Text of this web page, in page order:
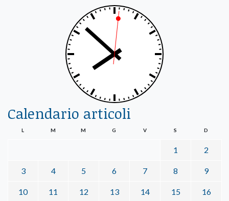
Calendario articoli
L M M G V S D
1 2
3 4 5 6 7 8 9
10 11 12 13 14 15 16